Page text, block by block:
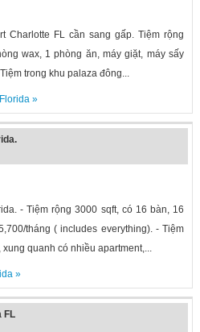
Charlotte FL cần sang gấp. Tiệm rộng
wax, 1 phòng ăn, máy giặt, máy sấy
trong khu palaza đông...
Florida»
- Tiệm rộng 3000 sqft, có 16 bàn, 16
tháng ( includes everything). - Tiệm
quanh có nhiều apartment,...
»
FL